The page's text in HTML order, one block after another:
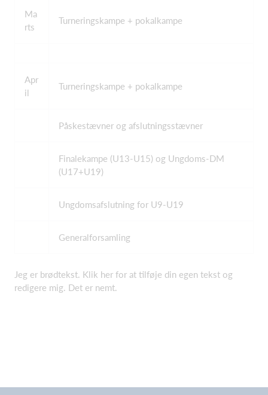
Ma
rts
Turneringskampe + pokalkampe
Apr
il
Turneringskampe + pokalkampe
Påskestævner og afslutningsstævner
Finalekampe (U13-U15) og Ungdoms-DM
(U17+U19)
Ungdomsafslutning for U9-U19
Generalforsamling
Jeg er brødtekst. Klik her for at tilføje din egen tekst og
redigere mig. Det er nemt.